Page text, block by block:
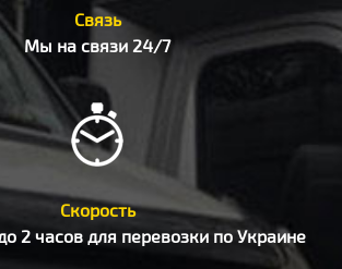
Связь
Мы на связи 24/7
Скорость
2 часов для перевозки по Украине